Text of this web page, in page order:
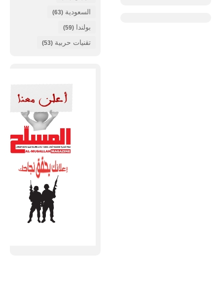
السعودية (63)
بولندا (59)
تقنيات حربية (53)